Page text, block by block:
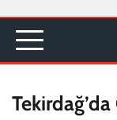
content